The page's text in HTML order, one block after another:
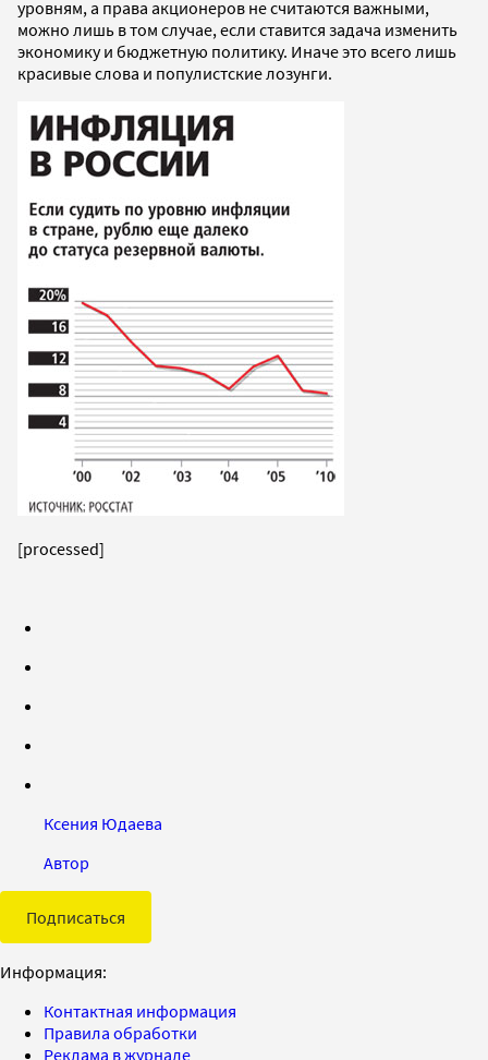
уровням, а права акционеров не считаются важными,
можно лишь в том случае, если ставится задача изменить
экономику и бюджетную политику. Иначе это всего лишь
красивые слова и популистские лозунги.
[processed]
Ксения Юдаева
Автор
Подписаться
Информация:
Контактная информация
Правила обработки
Реклама в журнале